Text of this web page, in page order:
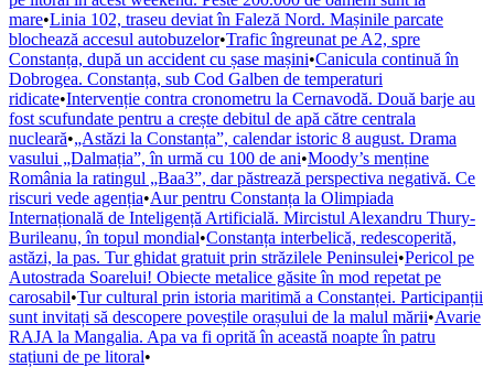
mare•Linia 102, traseu deviat în Faleză Nord. Mașinile parcate
blochează accesul autobuzelor•Trafic îngreunat pe A2, spre
Constanța, după un accident cu șase mașini•Canicula continuă în
Dobrogea. Constanța, sub Cod Galben de temperaturi
ridicate•Intervenție contra cronometru la Cernavodă. Două barje au
fost scufundate pentru a crește debitul de apă către centrala
nucleară•„Astăzi la Constanța”, calendar istoric 8 august. Drama
vasului „Dalmația”, în urmă cu 100 de ani•Moody’s menține
România la ratingul „Baa3”, dar păstrează perspectiva negativă. Ce
riscuri vede agenția•Aur pentru Constanța la Olimpiada
Internațională de Inteligență Artificială. Mircistul Alexandru Thury-
Burileanu, în topul mondial•Constanța interbelică, redescoperită,
astăzi, la pas. Tur ghidat gratuit prin străzilele Peninsulei•Pericol pe
Autostrada Soarelui! Obiecte metalice găsite în mod repetat pe
carosabil•Tur cultural prin istoria maritimă a Constanței. Participanții
sunt invitați să descopere poveștile orașului de la malul mării•Avarie
RAJA la Mangalia. Apa va fi oprită în această noapte în patru
stațiuni de pe litoral•